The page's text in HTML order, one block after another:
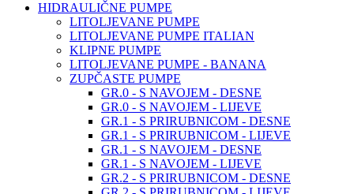
HIDRAULIČNE PUMPE
LITOLJEVANE PUMPE
LITOLJEVANE PUMPE ITALIAN
KLIPNE PUMPE
LITOLJEVANE PUMPE - BANANA
ZUPČASTE PUMPE
GR.0 - S NAVOJEM - DESNE
GR.0 - S NAVOJEM - LIJEVE
GR.1 - S PRIRUBNICOM - DESNE
GR.1 - S PRIRUBNICOM - LIJEVE
GR.1 - S NAVOJEM - DESNE
GR.1 - S NAVOJEM - LIJEVE
GR.2 - S PRIRUBNICOM - DESNE